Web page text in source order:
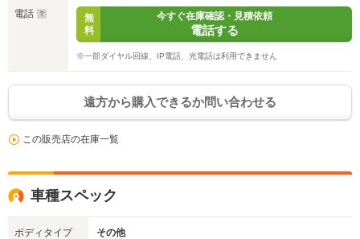
電話
無
料
今すぐ在庫確認・見積依頼
電話する
※一部ダイヤル回線、IP電話、光電話は利用できません
遠方から購入できるか問い合わせる
この販売店の在庫一覧
車種スペック
ボディタイプ その他